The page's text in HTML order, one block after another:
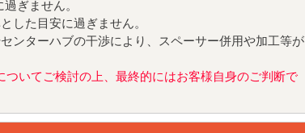
ぎません。
した目安に過ぎません。
ンターハブの干渉により、スペーサー併用や加工等が
いてご検討の上、最終的にはお客様自身のご判断で